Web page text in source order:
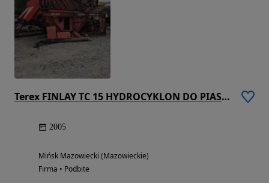
Terex FINLAY TC 15 HYDROCYKLON DO PIASKU ( POWERSCREEN, CDE, DEERNASEER )
2005
Mińsk Mazowiecki (Mazowieckie)
Firma • Podbite